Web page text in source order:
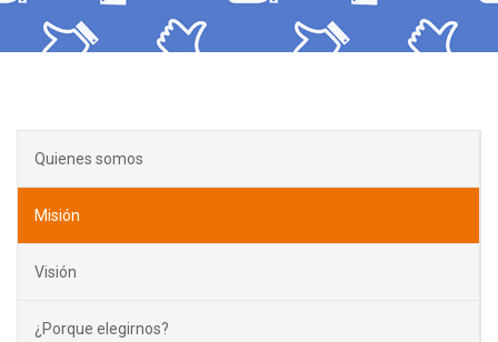
Quienes somos
Misión
Visión
¿Porque elegirnos?